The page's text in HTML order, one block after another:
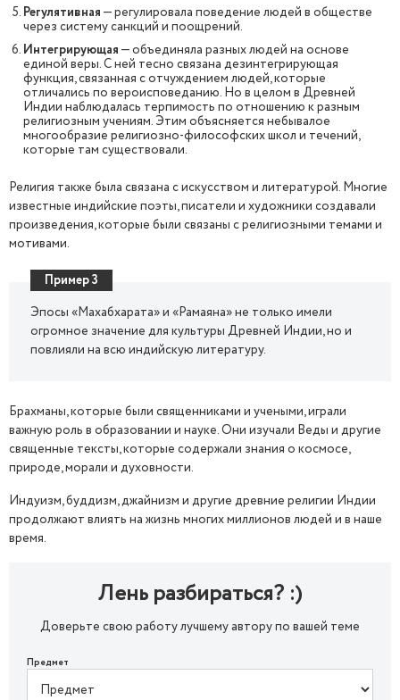
Регулятивная — регулировала поведение людей в обществе
через систему санкций и поощрений.
Интегрирующая — объединяла разных людей на основе
единой веры. С ней тесно связана дезинтегрирующая
функция, связанная с отчуждением людей, которые
отличались по вероисповеданию. Но в целом в Древней
Индии наблюдалась терпимость по отношению к разным
религиозным учениям. Этим объясняется небывалое
многообразие религиозно-философских школ и течений,
которые там существовали.
Религия также была связана с искусством и литературой. Многие
известные индийские поэты, писатели и художники создавали
произведения, которые были связаны с религиозными темами и
мотивами.
Пример 3
Эпосы «Махабхарата» и «Рамаяна» не только имели
огромное значение для культуры Древней Индии, но и
повлияли на всю индийскую литературу.
Брахманы, которые были священниками и учеными, играли
важную роль в образовании и науке. Они изучали Веды и другие
священные тексты, которые содержали знания о космосе,
природе, морали и духовности.
Индуизм, буддизм, джайнизм и другие древние религии Индии
продолжают влиять на жизнь многих миллионов людей и в наше
время.
Лень разбираться? :)
Доверьте свою работу лучшему автору по вашей теме
Предмет